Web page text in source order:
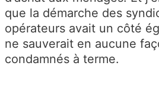
que la démarche des
opérateurs avait un côté
ne sauverait en aucune
condamnés à terme.